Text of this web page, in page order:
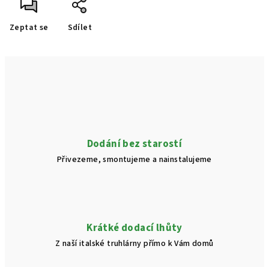
Zeptat se Sdílet
Dodání bez starostí
Přivezeme, smontujeme a nainstalujeme
Krátké dodací lhůty
Z naší italské truhlárny přímo k Vám domů